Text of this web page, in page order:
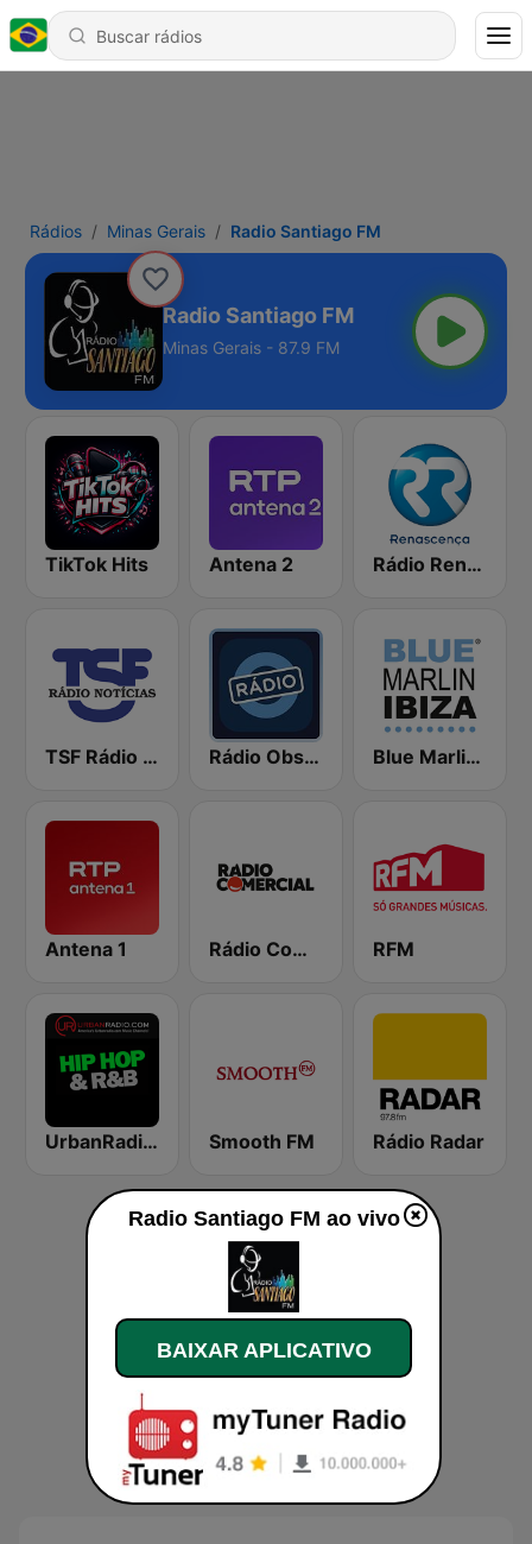
Rádios Minas Gerais Radio Santiago FM
Radio Santiago FM
Minas Gerais - 87.9 FM
TikTok Hits Antena 2 Rádio Renascença
TSF Rádio Notícias Rádio Observador Blue Marlin Ibiza Radio
Antena 1 Rádio Comercial RFM
UrbanRadio - Hip Hop & RnB Smooth FM Rádio Radar
Radio Santiago FM ao vivo
BAIXAR APLICATIVO